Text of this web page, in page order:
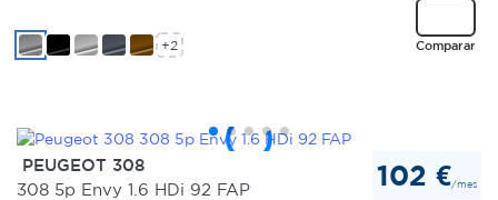
Comparar
+2
PEUGEOT 308
308 5p Envy 1.6 HDi 92 FAP
102 €/mes